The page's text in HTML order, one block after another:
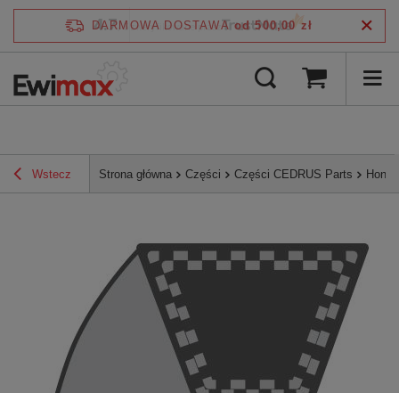
DARMOWA DOSTAWA od 500,00 zł
Wstecz Strona główna Części Części CEDRUS Parts Honda
4.7/5 zweryfikowane przez